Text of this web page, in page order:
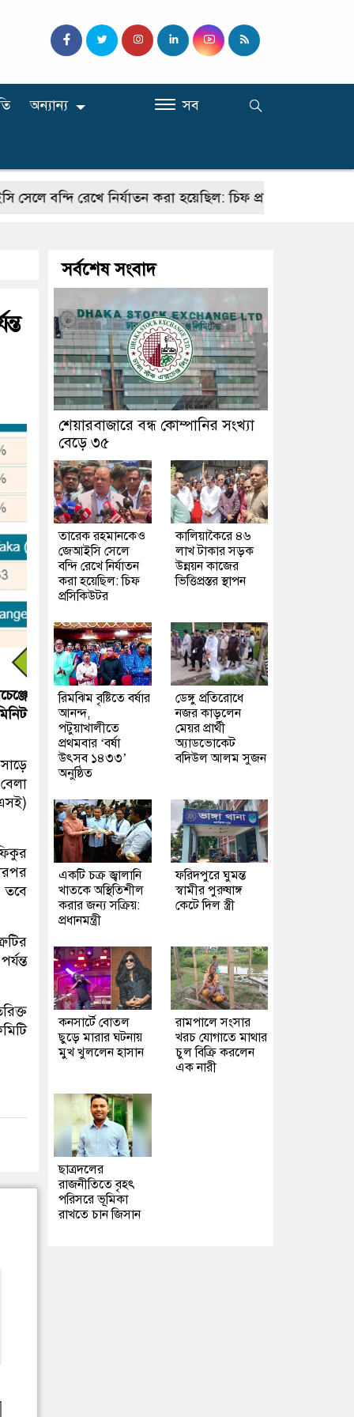
অন্যান্য সব
রেখে নির্যাতন করা হয়েছিল: চিফ প্রসিকিউটর
তবে
সর্বশেষ সংবাদ
শেয়ারবাজারে বন্ধ কোম্পানির সংখ্যা
বেড়ে ৩৫
তারেক রহমানকেও
জেআইসি সেলে
বন্দি রেখে নির্যাতন
করা হয়েছিল: চিফ
প্রসিকিউটর
কালিয়াকৈরে ৪৬
লাখ টাকার সড়ক
উন্নয়ন কাজের
ভিত্তিপ্রস্তর স্থাপন
রিমঝিম বৃষ্টিতে বর্ষার
আনন্দ,
পটুয়াখালীতে
প্রথমবার ‘বর্ষা
উৎসব ১৪৩৩’
অনুষ্ঠিত
ডেঙ্গু প্রতিরোধে
নজর কাড়লেন
মেয়র প্রার্থী
অ্যাডভোকেট
বদিউল আলম সুজন
একটি চক্র জ্বালানি
খাতকে অস্থিতিশীল
করার জন্য সক্রিয়:
প্রধানমন্ত্রী
ফরিদপুরে ঘুমন্ত
স্বামীর পুরুষাঙ্গ
কেটে দিল স্ত্রী
কনসার্টে বোতল
ছুড়ে মারার ঘটনায়
মুখ খুললেন হাসান
রামপালে সংসার
খরচ যোগাতে মাথার
চুল বিক্রি করলেন
এক নারী
ছাত্রদলের
রাজনীতিতে বৃহৎ
পরিসরে ভূমিকা
রাখতে চান জিসান